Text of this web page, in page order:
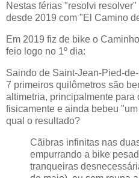
Nestas férias "resolvi
desde 2019 com "El Camino
Em 2019 fiz de bike o
feio logo no 1º dia:
Saindo de Saint-Jean-Pied-
7 primeiros quilômetros são
altimetria, principalmente para
fisicamente e ainda bebeu
qual o resultado?
Cãibras infinitas nas
empurrando a bike
tranqueiras